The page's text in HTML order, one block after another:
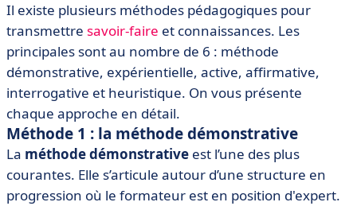
Il existe plusieurs méthodes pédagogiques pour
transmettre savoir-faire et connaissances. Les
principales sont au nombre de 6 : méthode
démonstrative, expérientielle, active, affirmative,
interrogative et heuristique. On vous présente
chaque approche en détail.
Méthode 1 : la méthode démonstrative
La méthode démonstrative est l’une des plus
courantes. Elle s’articule autour d’une structure en
progression où le formateur est en position d'expert.